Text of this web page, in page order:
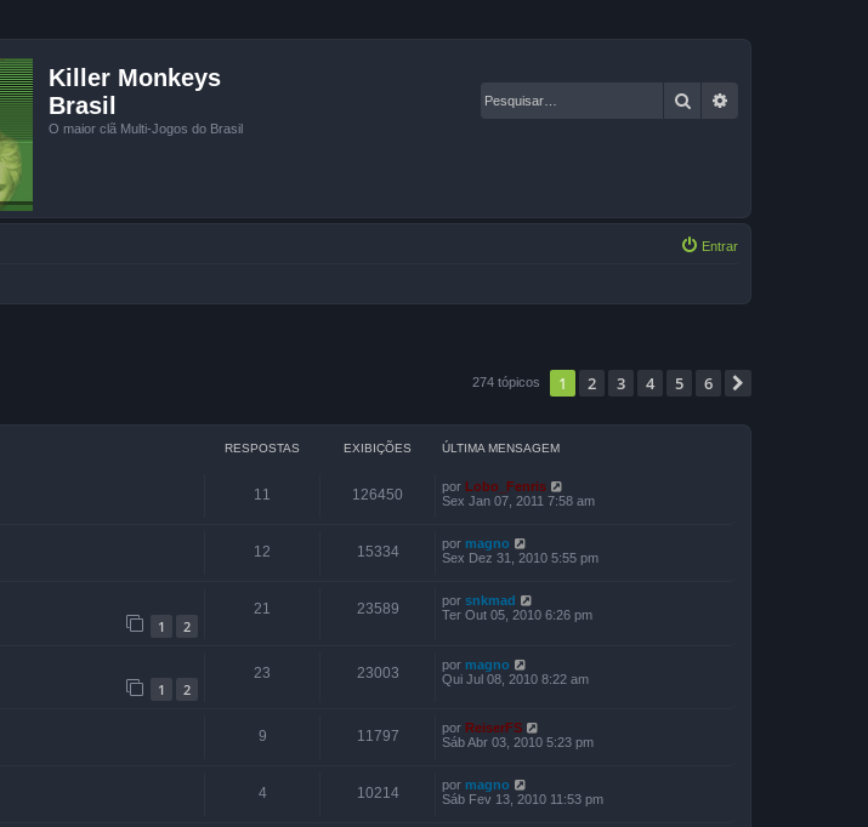
Killer Monkeys
Brasil
O maior clã Multi-Jogos do Brasil
Pesquisar
Entrar
274 tópicos 1 2 3 4 5 6
RESPOSTAS EXIBIÇÕES ÚLTIMA MENSAGEM
11 126450 por Lobo_Fenris
Sex Jan 07, 2011 7:58 am
12 15334 por magno
Sex Dez 31, 2010 5:55 pm
1 2
21 23589 por snkmad
Ter Out 05, 2010 6:26 pm
1 2
23 23003 por magno
Qui Jul 08, 2010 8:22 am
9 11797 por ReiserFS
Sáb Abr 03, 2010 5:23 pm
4 10214 por magno
Sáb Fev 13, 2010 11:53 pm